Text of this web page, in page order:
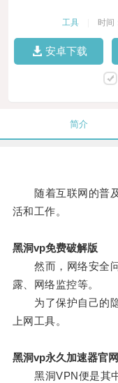
工具 时间
安卓下载
简介
随着互联网的普及
活和工作。
黑洞vp免费破解版
然而，网络安全问
露、网络监控等。
为了保护自己的隐
上网工具。
黑洞vp永久加速器官
黑洞VPN便是其中